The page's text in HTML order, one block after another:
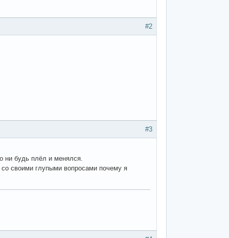
#2
#3
ни будь плёл и менялся.
своими глупыми вопросами почему я